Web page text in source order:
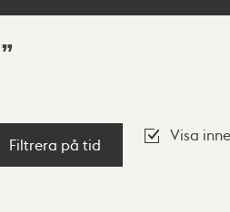
Filtrera på tid
Visa